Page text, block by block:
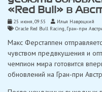
«Red Bull» в
25 июня, 09:55
Илья Навроцкий
Oracle Red Bull Racing, Гран-при
Макс Ферстаппен
чувством предвкушения и
чемпион мира готовится
обновлений на Гран-при